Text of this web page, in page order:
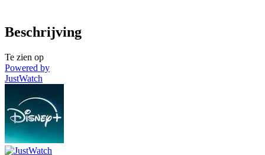
Beschrijving
Te zien op
Powered by
JustWatch